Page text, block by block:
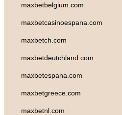
maxbetbelgium.com
maxbetcasinoespana.com
maxbetch.com
maxbetdeutchland.com
maxbetespana.com
maxbetgreece.com
maxbetnl.com